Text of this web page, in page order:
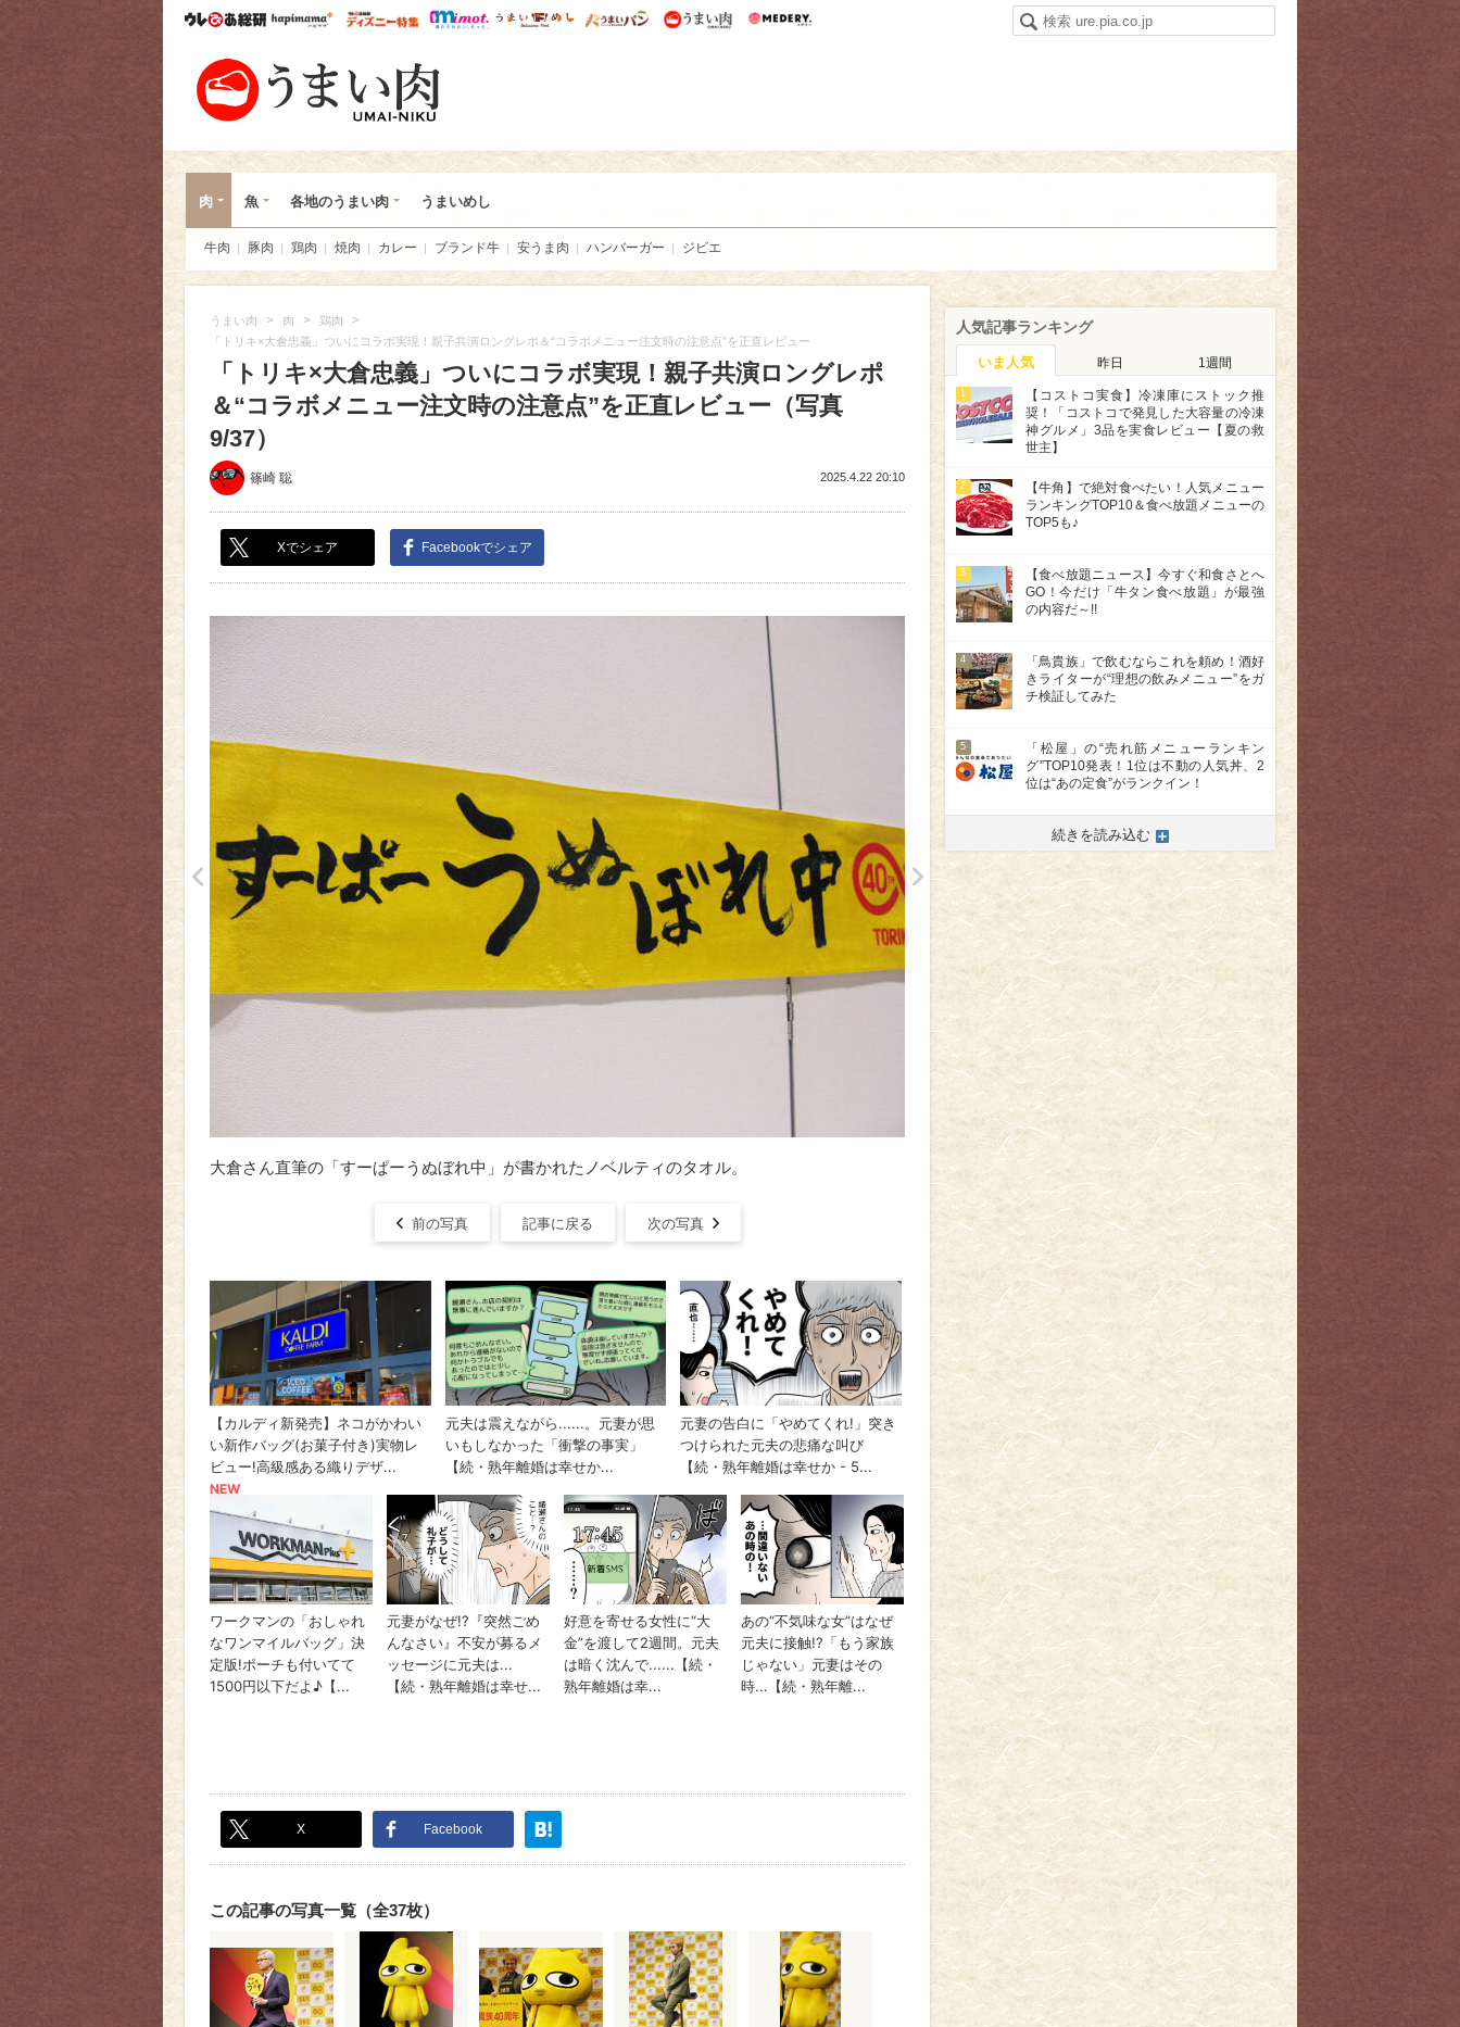
ウレぴあ総研ハピママ* ウレぴあ総研 ディズニー特集
mimot. うまいめし うまいパン うまい肉
肉 魚 各地のうまい肉 うまいめし
牛肉 豚肉 鶏肉 焼肉 カレー ブランド牛 安うま肉 ハンバーガー ジビエ
うまい肉 > 肉 > 鶏肉 >
「トリキ×大倉忠義」ついにコラボ実現！親子共演ロングレポ＆“コラボメニュー注文時の注意点”を正直レビュー
「トリキ×大倉忠義」ついにコラボ実現！親子共演ロングレポ
＆“コラボメニュー注文時の注意点”を正直レビュー（写真
9/37）
篠崎 聡 2025.4.22 20:10
Xでシェア Facebookでシェア
>
大倉さん直筆の「すーぱーうぬぼれ中」が書かれたノベルティのタオル。
前の写真 記事に戻る 次の写真
X Facebook
この記事の写真一覧（全37枚）
人気記事ランキング
いま人気 昨日 1週間
1
【コストコ実食】冷凍庫にストック推
奨！「コストコで発見した大容量の冷凍
神グルメ」3品を実食レビュー【夏の救
世主】
2
【牛角】で絶対食べたい！人気メニュー
ランキングTOP10＆食べ放題メニューの
TOP5も♪
3
【食べ放題ニュース】今すぐ和食さとへ
GO！今だけ「牛タン食べ放題」が最強
の内容だ～!!
4
「鳥貴族」で飲むならこれを頼め！酒好
きライターが“理想の飲みメニュー”をガ
チ検証してみた
5
「松屋」の“売れ筋メニューランキン
グ”TOP10発表！1位は不動の人気丼、2
位は“あの定食”がランクイン！
続きを読み込む